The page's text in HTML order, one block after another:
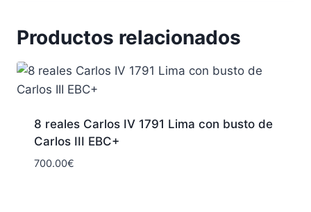
Productos relacionados
8 reales Carlos IV 1791 Lima con busto de
Carlos III EBC+
700.00€